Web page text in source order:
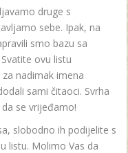
druge s
sebe. Ipak, na
smo bazu sa
ovu listu
nadimak imena
sami čitaoci. Svrha
se vrijeđamo!
slobodno ih podijelite s
listu. Molimo Vas da